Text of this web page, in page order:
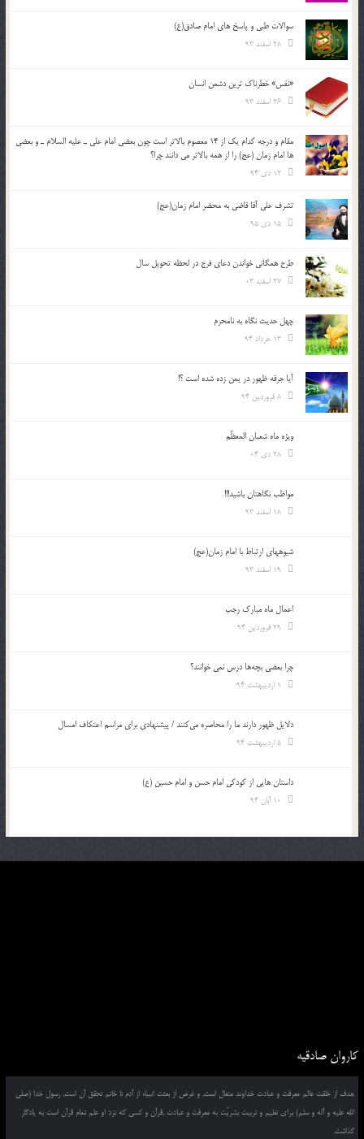
سوالات طبی و پاسخ های امام صادق(ع)
«نفس» خطرناک ترین دشمن انسان
مقام و درجه كدام يك از 14 معصوم بالاتر است چون بعضي امام علي ـ عليه السلام ـ و بعضي
ها امام زمان (عج) را از همه بالاتر مي دانند چرا؟
تشرف علي آقا قاضي به محضر امام زمان(عج)
طرح همگانی خواندن دعای فرج در لحظه تحویل سال
چهل حدیث نگاه به نامحرم
آیا جرقه ظهور در یمن زده شده است ؟!
ویژه ماه شعبان المعظّم
مواظب نگاهتان باشید!!!
شيوه‎های ارتباط با امام زمان(عج)
اعمال ماه مبارک رجب
چرا بعضي بچه‌ها درس نمي خوانند؟
دلایل ظهور دارند ما را محاصره می‌کنند / پیشنهادی برای مراسم اعتکاف امسال
داستان هايي از کودکي امام حسن و امام حسين (ع)
کاروان صادقیه
هدف از خلقت عالم معرفت و عبادت خداوند متعال است, و غرض از بعثت انبیاء از آدم تا خاتم تحقق آن است, رسول خدا (صلی
الله علیه و آله و سلم) برای تعلیم و تربیت بشریّت به معرفت و عبادت ,قرآن و کسی که نزد او علم تمام قرآن است به یادگار
گذاشت.